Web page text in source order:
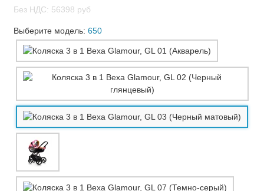
Без НДС: 56398 руб
Выберите модель: 650